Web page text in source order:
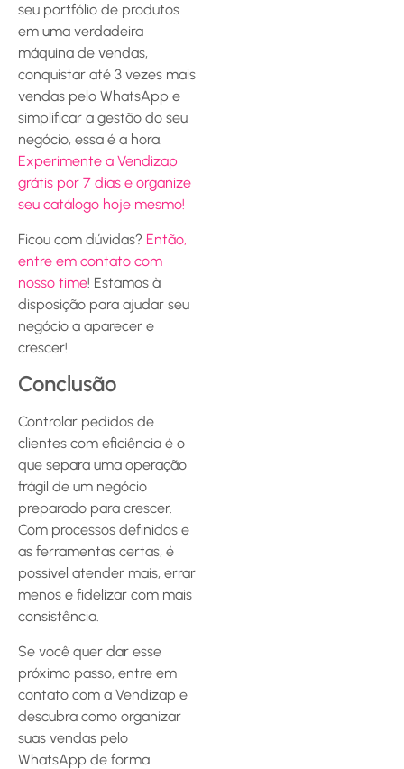
seu portfólio de produtos
em uma verdadeira
máquina de vendas,
conquistar até 3 vezes mais
vendas pelo WhatsApp e
simplificar a gestão do seu
negócio, essa é a hora.
Experimente a Vendizap
grátis por 7 dias e organize
seu catálogo hoje mesmo!
Ficou com dúvidas? Então,
entre em contato com
nosso time! Estamos à
disposição para ajudar seu
negócio a aparecer e
crescer!
Conclusão
Controlar pedidos de
clientes com eficiência é o
que separa uma operação
frágil de um negócio
preparado para crescer.
Com processos definidos e
as ferramentas certas, é
possível atender mais, errar
menos e fidelizar com mais
consistência.
Se você quer dar esse
próximo passo, entre em
contato com a Vendizap e
descubra como organizar
suas vendas pelo
WhatsApp de forma